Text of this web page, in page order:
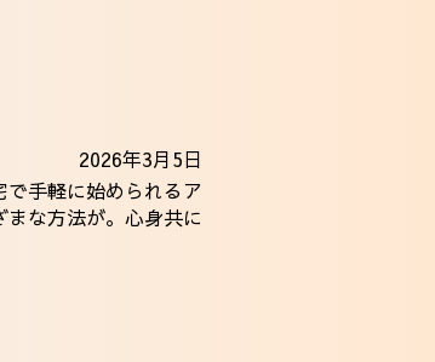
2026年3月5日
手軽に始められるア
な方法が。心身共に